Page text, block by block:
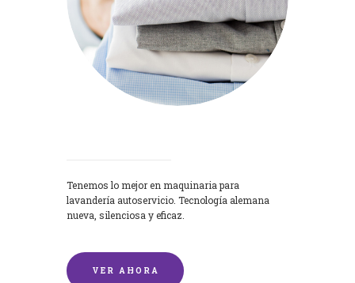
Tenemos lo mejor en maquinaria para
lavandería autoservicio. Tecnología alemana
nueva, silenciosa y eficaz.
VER AHORA